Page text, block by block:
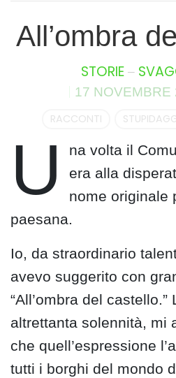
All’ombra
STORIE–
17 NOVEMBRE
RACCONTI
U
na volta il
era alla
nome originale
paesana.
Io, da straordinario
avevo suggerito con
“All’ombra del castello.”
altrettanta solennità, mi
che quell’espressione
tutti i borghi del mondo